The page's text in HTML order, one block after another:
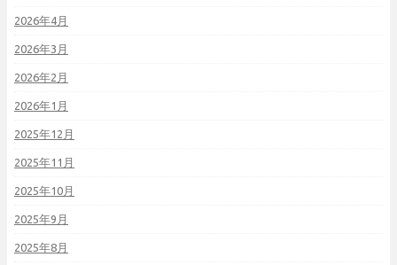
2026年4月
2026年3月
2026年2月
2026年1月
2025年12月
2025年11月
2025年10月
2025年9月
2025年8月